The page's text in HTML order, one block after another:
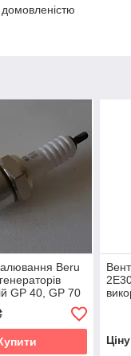
Beru
GP 40, GP 70